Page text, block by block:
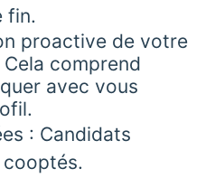
fin.
proactive de votre
comprend
avec vous
: Candidats